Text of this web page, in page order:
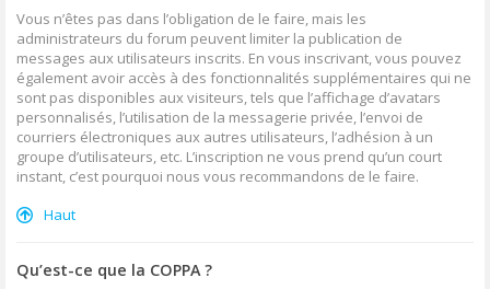
Vous n’êtes pas dans l’obligation de le faire, mais les
administrateurs du forum peuvent limiter la publication de
messages aux utilisateurs inscrits. En vous inscrivant, vous pouvez
également avoir accès à des fonctionnalités supplémentaires qui ne
sont pas disponibles aux visiteurs, tels que l’affichage d’avatars
personnalisés, l’utilisation de la messagerie privée, l’envoi de
courriers électroniques aux autres utilisateurs, l’adhésion à un
groupe d’utilisateurs, etc. L’inscription ne vous prend qu’un court
instant, c’est pourquoi nous vous recommandons de le faire.
Haut
Qu’est-ce que la COPPA ?